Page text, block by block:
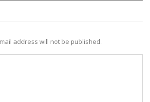
address will not be published.